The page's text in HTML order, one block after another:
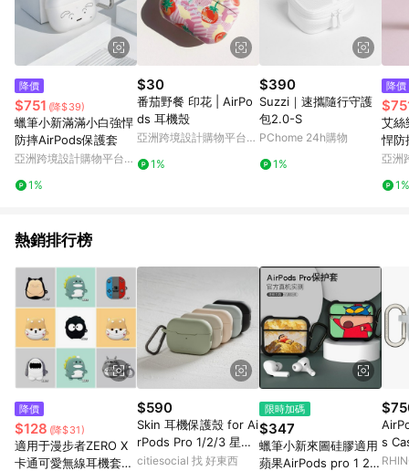
Pinkoi 購物商品資訊頁及購物車標示為準。 10. 點數紅包使用規
則請以點數紅包活動說明為準。 11. 若於 LINE 購物前往 Pinkoi
頁面後才首次下載 Pinkoi APP 並完成訂單，不符合導購資格；承
上，首次下載 Pinkoi APP 後，需透過 LINE 購物前往 Pinkoi 頁
降價
$751 (降$39)
蠟筆小新滿滿小白強悍
防摔AirPods保護套
亞洲跨境設計購物平台
1%
$30
番茄野餐 印花 | AirPo
ds 耳機殼
亞洲跨境設計購物平台
1%
$390
Suzzi｜速攜隨行守護
包2.0-S
PChome 24h購物
1%
降價
艾絲
悍防
亞洲
1%
熱銷排行榜
降價
$128 (降$31)
適用于漫步者ZERO X
卡通可愛無線耳機套花
$590
Skin 耳機保護殼 for Ai
rPods Pro 1/2/3 星際
銀/pro 3
citiesocial 找 好東西
限時加碼
$347
蠟筆小新來圖硅膠適用
蘋果AirPods pro 1 2 3
s
ff 皮